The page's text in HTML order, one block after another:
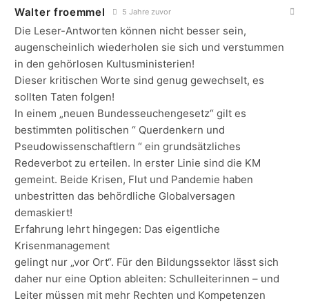
Walter froemmel 5 Jahre zuvor
Die Leser-Antworten können nicht besser sein,
augenscheinlich wiederholen sie sich und verstummen
in den gehörlosen Kultusministerien!
Dieser kritischen Worte sind genug gewechselt, es
sollten Taten folgen!
In einem „neuen Bundesseuchengesetz“ gilt es
bestimmten politischen “ Querdenkern und
Pseudowissenschaftlern “ ein grundsätzliches
Redeverbot zu erteilen. In erster Linie sind die KM
gemeint. Beide Krisen, Flut und Pandemie haben
unbestritten das behördliche Globalversagen
demaskiert!
Erfahrung lehrt hingegen: Das eigentliche
Krisenmanagement
gelingt nur „vor Ort“. Für den Bildungssektor lässt sich
daher nur eine Option ableiten: Schulleiterinnen – und
Leiter müssen mit mehr Rechten und Kompetenzen